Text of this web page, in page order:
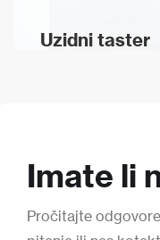
Uzidni taster
Imate li
Pročitajte